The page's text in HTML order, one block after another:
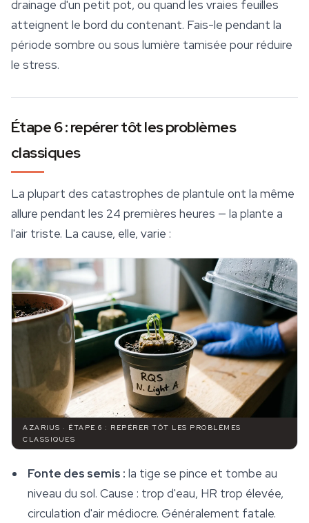
drainage d'un petit pot, ou quand les vraies feuilles
atteignent le bord du contenant. Fais-le pendant la
période sombre ou sous lumière tamisée pour réduire
le stress.
Étape 6 : repérer tôt les problèmes
classiques
La plupart des catastrophes de plantule ont la même
allure pendant les 24 premières heures — la plante a
l'air triste. La cause, elle, varie :
AZARIUS · ÉTAPE 6 : REPÉRER TÔT LES PROBLÈMES
CLASSIQUES
Fonte des semis : la tige se pince et tombe au
niveau du sol. Cause : trop d'eau, HR trop élevée,
circulation d'air médiocre. Généralement fatale.